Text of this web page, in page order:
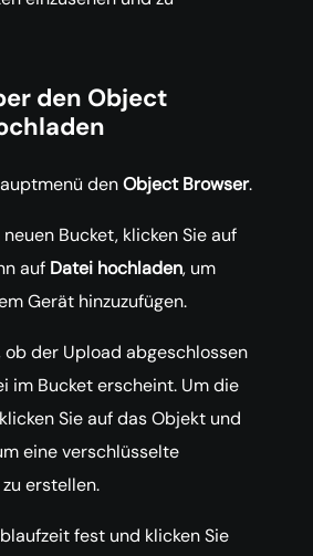
den Object
denObject Browser.
Bucket, klicken Sie auf
auf Datei hochladen, um
Gerät hinzuzufügen.
ob der Upload abgeschlossen
im Bucket erscheint. Um die
Sie auf das Objekt und
eine verschlüsselte
erstellen.
fest und klicken Sie